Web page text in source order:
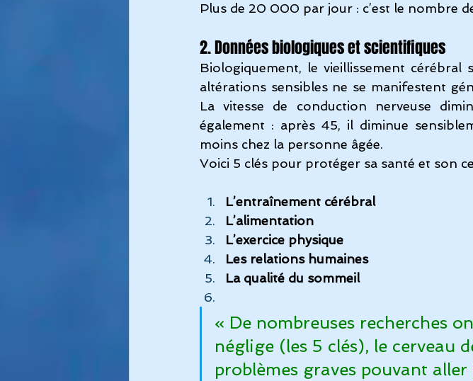
Plus de 20 000 par jour : c’est le nombre
2. Données biologiques et scientifiques
Biologiquement, le vieillissement cérébral
altérations sensibles ne se manifestent
La vitesse de conduction nerveuse
également : après 45, il diminue
moins chez la personne âgée.
Voici 5 clés pour protéger sa santé et son
L’entraînement cérébral
L’alimentation
L’exercice physique
Les relations humaines
La qualité du sommeil
« De nombreuses recherches
néglige (les 5 clés), le cerveau
problèmes graves pouvant aller